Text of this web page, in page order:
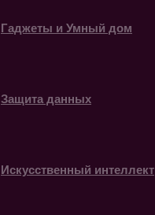
Гаджеты и Умный дом
Защита данных
Искусственный интеллект